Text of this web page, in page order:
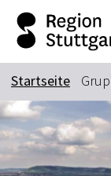
Suchbegriff
Das könnte
Startseite